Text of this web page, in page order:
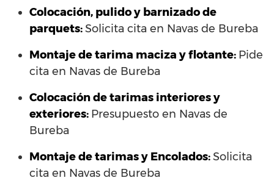
Colocación, pulido y barnizado de
parquets:Solicita cita en Navas de Bureba
Montaje de tarima maciza y flotante: Pide
cita en Navas de Bureba
Colocación de tarimas interiores y
exteriores: Presupuesto en Navas de
Bureba
Montaje de tarimas y Encolados:Solicita
cita en Navas de Bureba